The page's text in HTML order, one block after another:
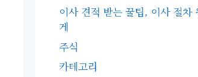
이사 견적 받는 꿀팁, 이사 절차
게
주식
카테고리